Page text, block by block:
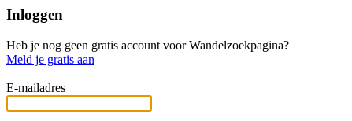
Inloggen
Heb je nog geen gratis account voor Wandelzoekpagina?
Meld je gratis aan
E-mailadres